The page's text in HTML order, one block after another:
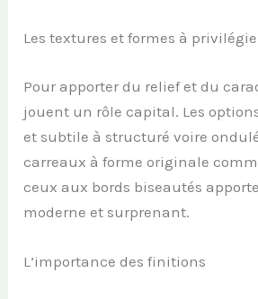
Les textures et formes à
Pour apporter du relief et du
jouent un rôle capital. Les
et subtile à structuré voire
carreaux à forme originale
ceux aux bords biseautés
moderne et surprenant.
L’importance des finitions